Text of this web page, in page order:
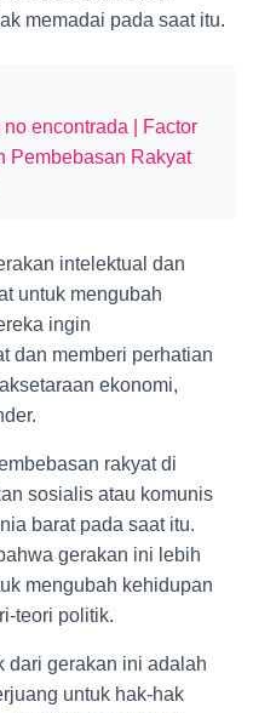
memadai pada saat itu.
encontrada | Factor
Pembebasan Rakyat
intelektual dan
untuk mengubah
ingin
dan memberi perhatian
ekonomi,
rakyat di
sosialis atau komunis
barat pada saat itu.
gerakan ini lebih
mengubah kehidupan
teori politik.
dari gerakan ini adalah
untuk hak-hak